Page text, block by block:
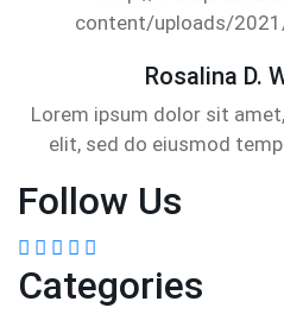
Rosalina D.
Lorem ipsum dolor sit
elit, sed do eiusmod
Follow Us
Categories